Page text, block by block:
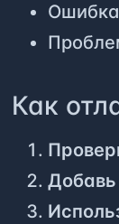
Ошибка
Как
Добавь